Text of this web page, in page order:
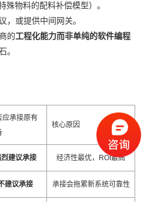
殊物料的配料补偿模型）。
，或提供中间网关。
的工程化能力而非单纯的软件编程
。
应承接原有
核心原因
建议承接 经济性最优，ROI最高
建议承接 承接会拖累新系统可靠性